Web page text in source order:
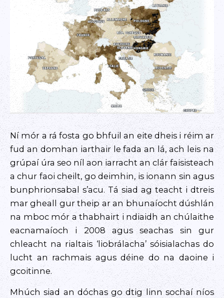
Ní mór a rá fosta go bhfuil an eite dheis i réim ar
fud an domhan iarthair le fada an lá, ach leis na
grúpaí úra seo níl aon iarracht an clár faisisteach
a chur faoi cheilt, go deimhin, is ionann sin agus
bunphrionsabal s’acu. Tá siad ag teacht i dtreis
mar gheall gur theip ar an bhunaíocht dúshlán
na mboc mór a thabhairt i ndiaidh an chúlaithe
eacnamaíoch i 2008 agus seachas sin gur
chleacht na rialtais ‘liobrálacha’ sóisialachas do
lucht an rachmais agus déine do na daoine i
gcoitinne.
Mhúch siad an dóchas go dtig linn sochaí níos